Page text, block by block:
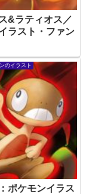
&ラティオス／
ラスト・ファン
のイラスト
ポケモンイラス